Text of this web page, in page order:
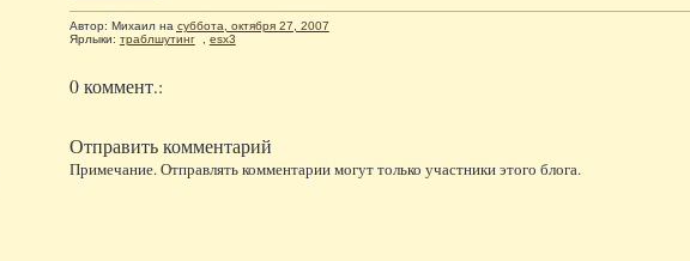
Автор: Михаил на суббота, октября 27, 2007
Ярлыки: траблшутинг esx3
0 коммент.:
Отправить комментарий
Примечание. Отправлять комментарии могут только участники этого блога.